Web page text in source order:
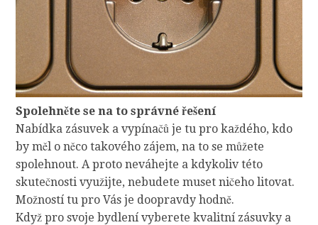
Spolehněte se na to správné řešení
Nabídka zásuvek a vypínačůje tu pro každého, kdo
by měl o něco takového zájem, na to se můžete
spolehnout. A proto neváhejte a kdykoliv této
skutečnosti využijte, nebudete muset ničeho litovat.
Možností tu pro Vás je doopravdy hodně.
Když pro svoje bydlení vyberete kvalitní zásuvky a